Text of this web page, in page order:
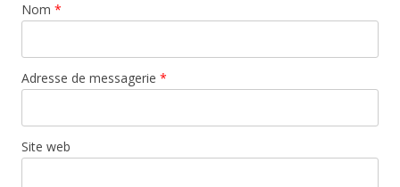
Nom *
Adresse de messagerie *
Site web